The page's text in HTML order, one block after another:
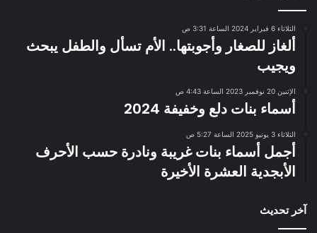
الثلاثاء 6 فبراير 2024 الساعة 3:31 ص
ألغاز للصغار وأجوبتها.. الأم تسأل والطفل يبحث
ويجيب
الإثنين 20 نوفمبر 2023 الساعة 4:43 ص
أسماء بنات دلع وخفيفة 2024
الثلاثاء 3 يونيو 2025 الساعة 5:27 ص
أجمل أسماء بنات غريبة ونادرة حسب الأحرف
الأبجدية العشرة الأخيرة
آخر تحديث